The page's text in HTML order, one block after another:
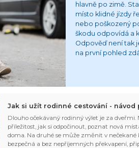
hlavně po zimě.
místo klidné jízdy
nebo poškozený
škodu odpovídá a
Odpověď není tak
na první pohled
Jak si užít rodinné cestování -
Dlouho očekávaný rodinný výlet je za dveřmi.
příležitost, jak si odpočinout, poznat nová
doma. Na druhé se může změnit v nečekané
bezpečná a bez nepříjemných překvapení,